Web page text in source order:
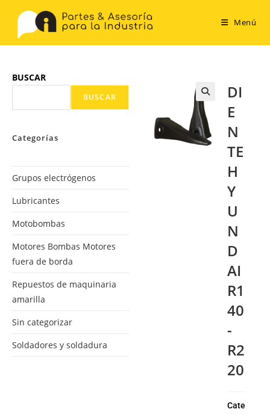
Menú
BUSCAR
BUSCAR
Categorías
Grupos electrógenos
Lubricantes
Motobombas
Motores Bombas Motores
fuera de borda
Repuestos de maquinaria
amarilla
Sin categorizar
Soldadores y soldadura
DI
E
N
TE
H
Y
U
N
D
AI
R1
40
-
R2
20
Cate